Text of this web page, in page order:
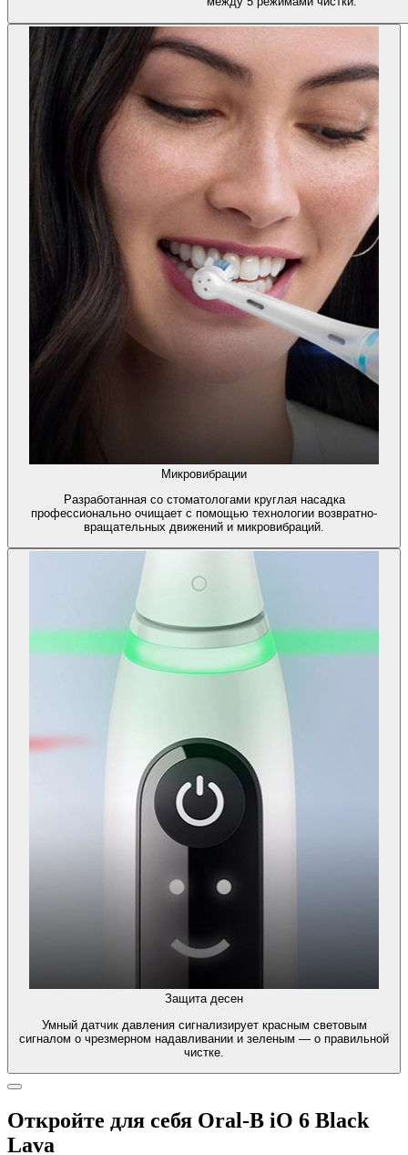
Микровибрации
Разработанная со стоматологами круглая насадка
профессионально очищает с помощью технологии возвратно-
вращательных движений и микровибраций.
Защита десен
Умный датчик давления сигнализирует красным световым
сигналом о чрезмерном надавливании и зеленым — о правильной
чистке.
Откройте для себя Oral-B iO 6 Black
Lava